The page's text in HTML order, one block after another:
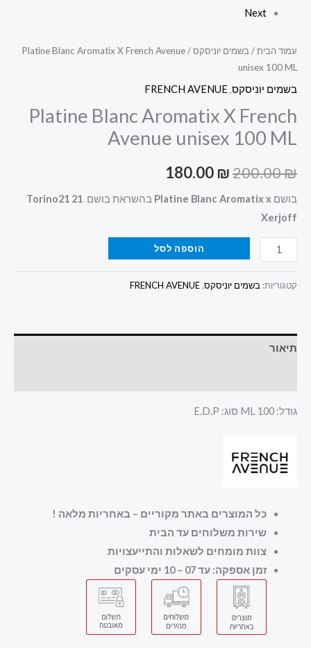
Next
עמוד הבית/ בשמים יוניסקס
/ Platine Blanc Aromatix X French Avenue
unisex 100 ML
בשמים יוניסקס,
FRENCH AVENUE
Platine Blanc Aromatix X French
Avenue unisex 100 ML
200.00₪
180.00 ₪
בושם Platine Blanc Aromatix x בהשראת בושם
21 Torino21
Xerjoff
הוספה לסל
קטגוריות: בשמים יוניסקס,
FRENCH AVENUE
תיאור
גודל: 100 ML סוג: E.D.P
כל המוצרים באתר מקוריים – באחריות מלאה !
שירות משלוחים עד הבית
צוות מומחים לשאלות והתייעצויות
זמן אספקה: עד 07 – 10 ימי עסקים